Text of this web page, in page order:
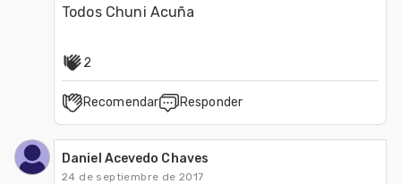
Todos Chuni Acuña
2
Recomendar Responder
Daniel Acevedo Chaves
24 de septiembre de 2017